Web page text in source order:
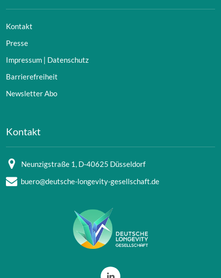
Kontakt
Presse
Impressum | Datenschutz
Barrierefreiheit
Newsletter Abo
Kontakt
Neunzigstraße 1, D-40625 Düsseldorf
buero@deutsche-longevity-gesellschaft.de